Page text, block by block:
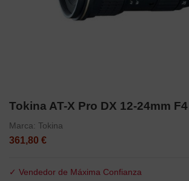
Tokina AT-X Pro DX 12-24mm
Marca: Tokina
361,80 €
✓ Vendedor de Máxima Confianza